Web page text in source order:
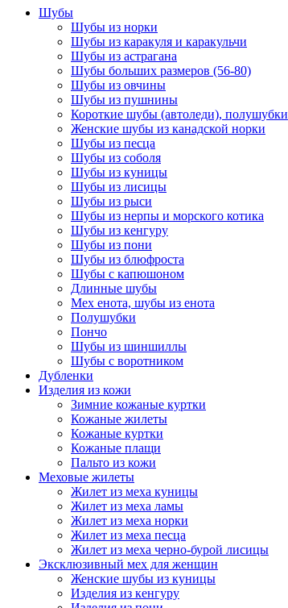
Шубы
Шубы из норки
Шубы из каракуля и каракульчи
Шубы из астрагана
Шубы больших размеров (56-80)
Шубы из овчины
Шубы из пушнины
Короткие шубы (автоледи), полушубки
Женские шубы из канадской норки
Шубы из песца
Шубы из соболя
Шубы из куницы
Шубы из лисицы
Шубы из рыси
Шубы из нерпы и морского котика
Шубы из кенгуру
Шубы из пони
Шубы из блюфроста
Шубы с капюшоном
Длинные шубы
Мех енота, шубы из енота
Полушубки
Пончо
Шубы из шиншиллы
Шубы с воротником
Дубленки
Изделия из кожи
Зимние кожаные куртки
Кожаные жилеты
Кожаные куртки
Кожаные плащи
Пальто из кожи
Меховые жилеты
Жилет из меха куницы
Жилет из меха ламы
Жилет из меха норки
Жилет из меха песца
Жилет из меха черно-бурой лисицы
Эксклюзивный мех для женщин
Женские шубы из куницы
Изделия из кенгуру